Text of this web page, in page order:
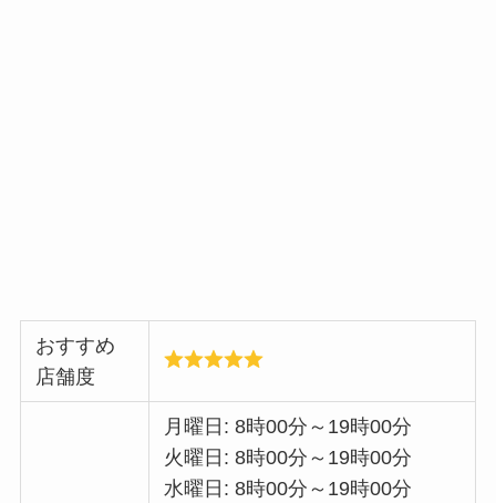
おすすめ
店舗度
月曜日: 8時00分～19時00分
火曜日: 8時00分～19時00分
水曜日: 8時00分～19時00分